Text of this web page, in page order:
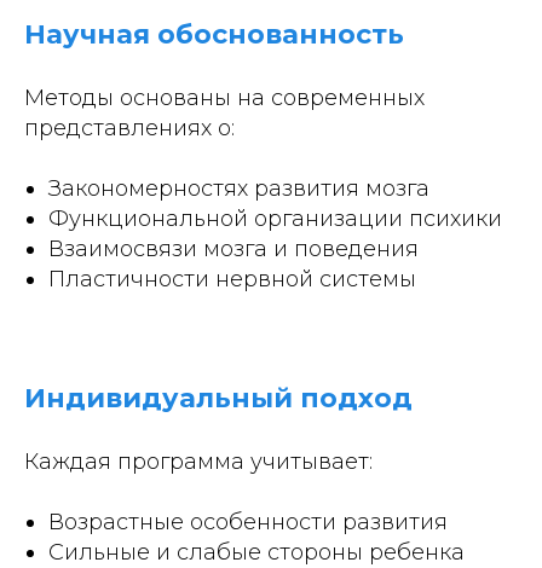
Научная обоснованность
Методы основаны на современных
представлениях о:
Закономерностях развития мозга
Функциональной организации психики
Взаимосвязи мозга и поведения
Пластичности нервной системы
Индивидуальный подход
Каждая программа учитывает:
Возрастные особенности развития
Сильные и слабые стороны ребенка